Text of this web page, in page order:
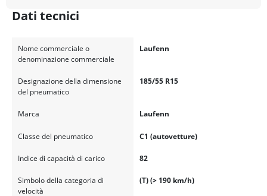
Dati tecnici
Nome commerciale o
denominazione commerciale
Laufenn
Designazione della dimensione
del pneumatico
185/55 R15
Marca Laufenn
Classe del pneumatico C1 (autovetture)
Indice di capacità di carico 82
Simbolo della categoria di
velocità
(T) (> 190 km/h)